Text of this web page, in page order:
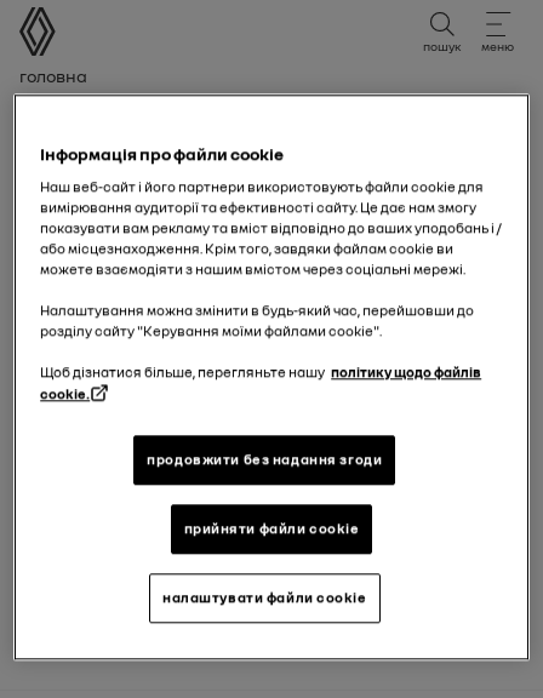
посібник користувача
пошук меню
Хлібні крихти
Головна
Де знайти VIN
(ідентифікаційний
номер
транспортного
засобу)?
VIN — це унікальний код із 17 символів (літери та
цифри), який ідентифікує ваш транспортний засіб.
У технічному паспорті (свідоцтві про реєстрацію) він
"E", зазвичай у верхній центральній
частині документа.
VF1ABCD1234567890
Інформація про файли cookie
Наш веб-сайт і його партнери використовують файли cookie для
вимірювання аудиторії та ефективності сайту. Це дає нам змогу
показувати вам рекламу та вміст відповідно до ваших уподобань і /
або місцезнаходження. Крім того, завдяки файлам cookie ви
можете взаємодіяти з нашим вмістом через соціальні мережі.
Налаштування можна змінити в будь-який час, перейшовши до
розділу сайту "Керування моїми файлами cookie".
Щоб дізнатися більше, перегляньте нашу політику щодо файлів
cookie.
продовжити без надання згоди
прийняти файли cookie
налаштувати файли cookie